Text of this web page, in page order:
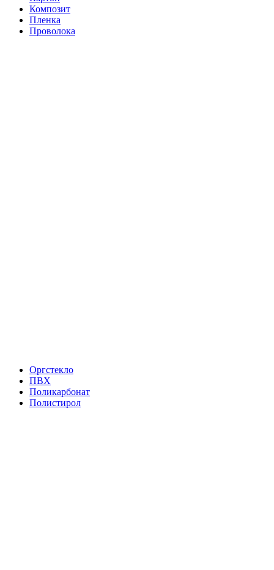
Композит
Пленка
Проволока
Оргстекло
ПВХ
Поликарбонат
Полистирол